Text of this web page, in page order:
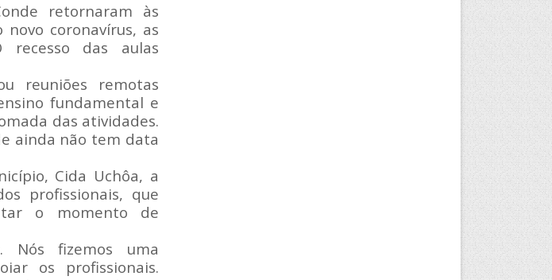
retornaram às
coronavírus, as
recesso das aulas
reuniões remotas
fundamental e
das atividades.
ainda não tem data
Cida Uchôa, a
profissionais, que
o momento de
fizemos uma
os profissionais.